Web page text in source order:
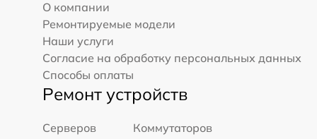
О компании
Ремонтируемые модели
Наши услуги
Согласие на обработку персональных данных
Способы оплаты
Ремонт устройств
Серверов
Коммутаторов